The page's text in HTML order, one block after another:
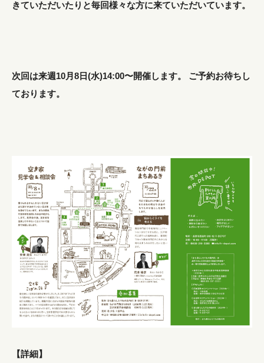
きていただいたりと毎回様々な方に来ていただいています。
次回は来週10月8日(水)14:00〜開催します。 ご予約お待ちし
ております。
【詳細】